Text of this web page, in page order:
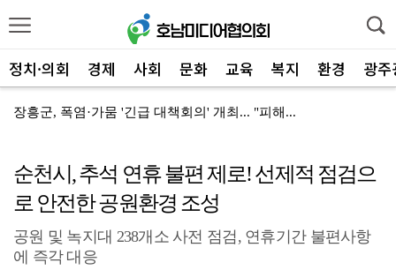
정치·의회 경제 사회 문화 교육 복지 환경 광
장흥군, 폭염·가뭄 '긴급 대책회의' 개최... "피해...
전남광주특별시, 해남 '400MW 태양광' 착공…SK하...
신안군, 'TYM 동양 국제' 박병배 대표 고향사랑기부...
순천시, 추석 연휴 불편 제로! 선제적 점검으
로 안전한 공원환경 조성
공원 및 녹지대 238개소 사전 점검, 연휴기간 불편사항
에 즉각 대응